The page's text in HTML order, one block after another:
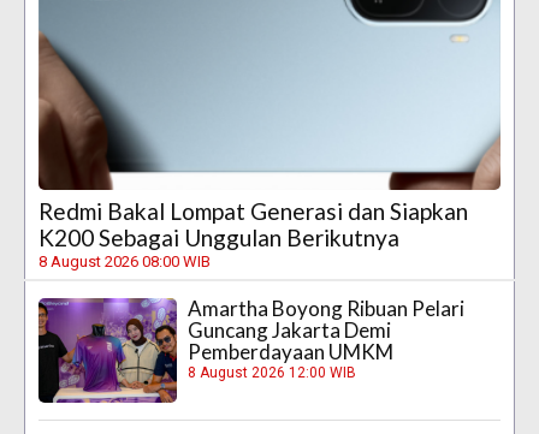
Redmi Bakal Lompat Generasi dan Siapkan
K200 Sebagai Unggulan Berikutnya
8 August 2026 08:00 WIB
Amartha Boyong Ribuan Pelari
Guncang Jakarta Demi
Pemberdayaan UMKM
8 August 2026 12:00 WIB